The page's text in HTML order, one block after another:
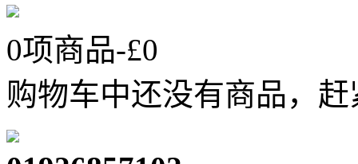
0项商品-£0
购物车中还没有商品，